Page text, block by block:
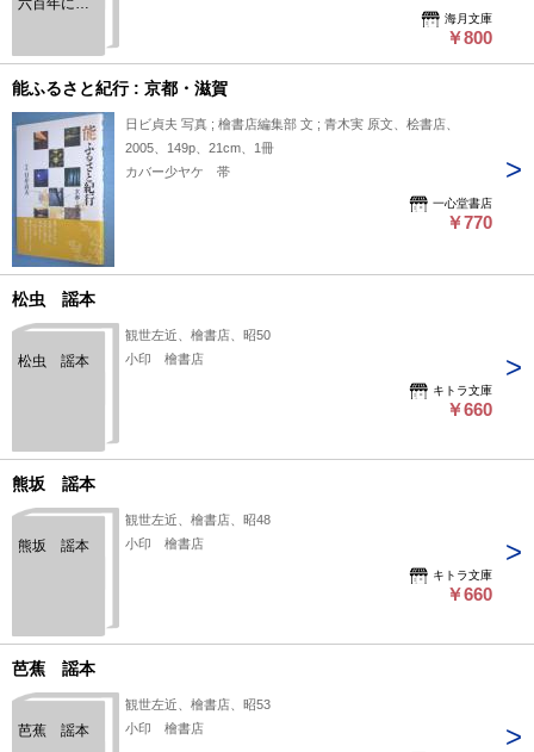
六百年に寄
海月文庫
￥800
能ふるさと紀行 : 京都・滋賀
日ビ貞夫 写真 ; 檜書店編集部 文 ; 青木実 原文、桧書店、
2005、149p、21cm、1冊
カバー少ヤケ 帯
一心堂書店
￥770
松虫 謡本
松虫 謡本
観世左近、檜書店、昭50
小印 檜書店
キトラ文庫
￥660
熊坂 謡本
熊坂 謡本
観世左近、檜書店、昭48
小印 檜書店
キトラ文庫
￥660
芭蕉 謡本
芭蕉 謡本
観世左近、檜書店、昭53
小印 檜書店